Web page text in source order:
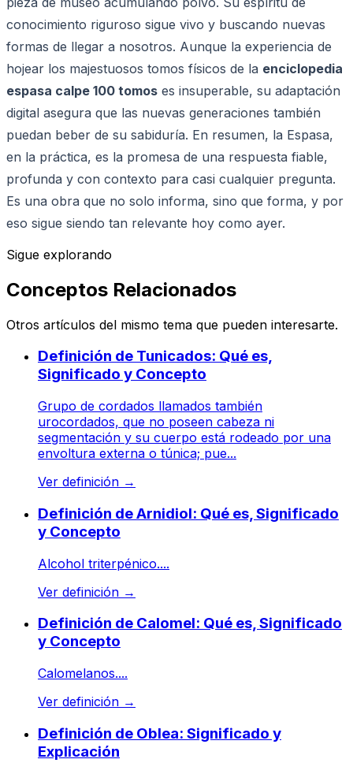
conocimiento riguroso sigue vivo y buscando nuevas
formas de llegar a nosotros. Aunque la experiencia de
hojear los majestuosos tomos físicos de la enciclopedia
espasa calpe 100 tomos es insuperable, su adaptación
digital asegura que las nuevas generaciones también
puedan beber de su sabiduría. En resumen, la Espasa,
en la práctica, es la promesa de una respuesta fiable,
profunda y con contexto para casi cualquier pregunta.
Es una obra que no solo informa, sino que forma, y por
eso sigue siendo tan relevante hoy como ayer.
Sigue explorando
Conceptos Relacionados
Otros artículos del mismo tema que pueden interesarte.
Definición de Tunicados: Qué es,
Significado y Concepto
Grupo de cordados llamados también
urocordados, que no poseen cabeza ni
segmentación y su cuerpo está rodeado por una
envoltura externa o túnica; pue...
Ver definición →
Definición de Arnidiol: Qué es, Significado
y Concepto
Alcohol triterpénico....
Ver definición →
Definición de Calomel: Qué es, Significado
y Concepto
Calomelanos....
Ver definición →
Definición de Oblea: Significado y
Explicación